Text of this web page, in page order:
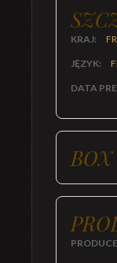
KRAJ:
JĘZYK:
DATA